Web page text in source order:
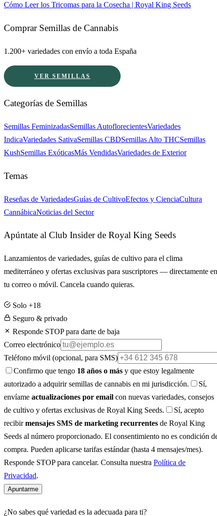
Cómo Leer los Tricomas para la Cosecha | Royal King Seeds
Comprar Semillas de Cannabis
1.200+ variedades con envío a toda España
VER SEMILLAS
Categorías de Semillas
Semillas FeminizadasSemillas AutoflorecientesVariedades
IndicaVariedades SativaSemillas CBDSemillas Alto THCSemillas
KushSemillas ExóticasMás VendidasVariedades de Exterior
Temas
Reseñas de VariedadesGuías de CultivoEfectos y CienciaCultura
CannábicaNoticias del Sector
Apúntate al Club Insider de Royal King Seeds
Lanzamientos de variedades, guías de cultivo para el clima
mediterráneo y ofertas exclusivas para suscriptores — directamente en
tu correo o móvil. Cancela cuando quieras.
Solo +18
Seguro & privado
Responde STOP para darte de baja
Correo electrónico
Teléfono móvil (opcional, para SMS)
Confirmo que tengo 18 años o más y que estoy legalmente
autorizado a adquirir semillas de cannabis en mi jurisdicción.
Sí,
envíame actualizaciones por email con nuevas variedades, consejos
de cultivo y ofertas exclusivas de Royal King Seeds.
Sí, acepto
recibirmensajes SMS de marketing recurrentes de Royal King
Seeds al número proporcionado. El consentimiento no es condición
compra. Pueden aplicarse tarifas estándar (hasta 4 mensajes/mes).
Responde STOP para cancelar. Consulta nuestra Política de
Privacidad.
Apuntarme
¿No sabes qué variedad es la adecuada para ti?